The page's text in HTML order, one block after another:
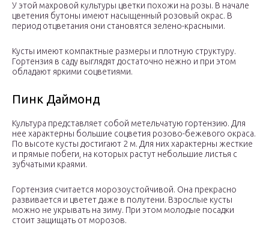
У этой махровой культуры цветки похожи на розы. В начале
цветения бутоны имеют насыщенный розовый окрас. В
период отцветания они становятся зелено-красными.
Кусты имеют компактные размеры и плотную структуру.
Гортензия в саду выглядят достаточно нежно и при этом
обладают яркими соцветиями.
Пинк Даймонд
Культура представляет собой метельчатую гортензию. Для
нее характерны большие соцветия розово-бежевого окраса.
По высоте кусты достигают 2 м. Для них характерны жесткие
и прямые побеги, на которых растут небольшие листья с
зубчатыми краями.
Гортензия считается морозоустойчивой. Она прекрасно
развивается и цветет даже в полутени. Взрослые кусты
можно не укрывать на зиму. При этом молодые посадки
стоит защищать от морозов.